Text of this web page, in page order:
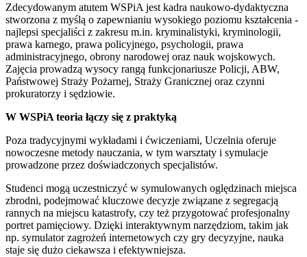
Zdecydowanym atutem WSPiA jest kadra naukowo-dydaktyczna
stworzona z myślą o zapewnianiu wysokiego poziomu kształcenia -
najlepsi specjaliści z zakresu m.in. kryminalistyki, kryminologii,
prawa karnego, prawa policyjnego, psychologii, prawa
administracyjnego, obrony narodowej oraz nauk wojskowych.
Zajęcia prowadzą wysocy rangą funkcjonariusze Policji, ABW,
Państwowej Straży Pożarnej, Straży Granicznej oraz czynni
prokuratorzy i sędziowie.
W WSPiA teoria łączy się z praktyką
Poza tradycyjnymi wykładami i ćwiczeniami, Uczelnia oferuje
nowoczesne metody nauczania, w tym warsztaty i symulacje
prowadzone przez doświadczonych specjalistów.
Studenci mogą uczestniczyć w symulowanych oględzinach miejsca
zbrodni, podejmować kluczowe decyzje związane z segregacją
rannych na miejscu katastrofy, czy też przygotować profesjonalny
portret pamięciowy. Dzięki interaktywnym narzędziom, takim jak
np. symulator zagrożeń internetowych czy gry decyzyjne, nauka
staje się dużo ciekawsza i efektywniejsza.